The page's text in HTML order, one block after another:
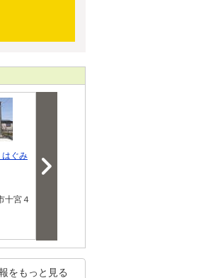
はぐみ
十宮４
トハイムプレイ…
をもっと見る